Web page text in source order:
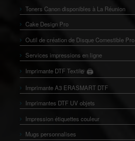
Toners Canon disponibles à La Réunion
Cake Design Pro
Outil de création de Disque Comestible Pro
Services impressions en ligne
Imprimante DTF Textile 🖨️
👕
Imprimante A3 ERASMART DTF
Imprimantes DTF UV objets
Impression étiquettes couleur
Mugs personnalises